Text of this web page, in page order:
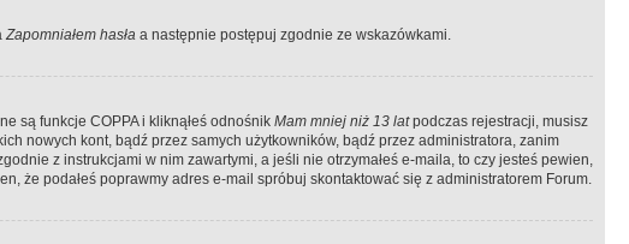
Zapomniałem hasła a następnie postępuj zgodnie ze wskazówkami.
są funkcje COPPA i kliknąłeś odnośnik Mam mniej niż 13 latpodczas rejestracji, musisz
nowych kont, bądź przez samych użytkowników, bądź przez administratora, zanim
z instrukcjami w nim zawartymi, a jeśli nie otrzymałeś e-maila, to czy jesteś pewien,
że podałeś poprawmy adres e-mail spróbuj skontaktować się z administratorem Forum.